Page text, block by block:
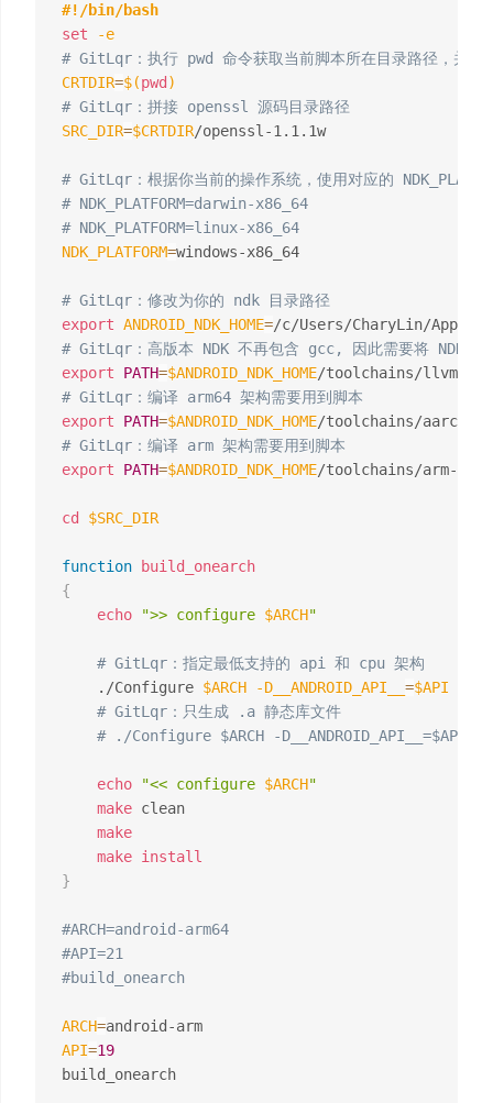
#!/bin/bash
set
-e
# GitLqr：执行 pwd 命令获取当前脚本所在目录路径，并赋
CRTDIR=$(pwd )
# GitLqr：拼接 openssl 源码目录路径
SRC_DIR=$CRTDIR/openssl-1.1.1w
# GitLqr：根据你当前的操作系统，使用对应的
# NDK_PLATFORM=darwin-x86_64
# NDK_PLATFORM=linux-x86_64
NDK_PLATFORM=windows-x86_64
# GitLqr：修改为你的 ndk 目录路径
export ANDROID_NDK_HOME=
# GitLqr：高版本 NDK 不再包含 gcc, 因此需要将 NDK
export
PATH=$ANDROID_NDK_HOME/toolchains/llvm/
# GitLqr：编译 arm64 架构需要用到脚本
export
PATH=$ANDROID_NDK_HOME/toolchains/
# GitLqr：编译 arm 架构需要用到脚本
export
PATH=$ANDROID_NDK_HOME/toolchains/arm-
cd $SRC_DIR
function
build_onearch
{
echo
">> configure $ARCH"
# GitLqr：指定最低支持的 api 和 cpu 架构
	./Configure
$ARCH -D__ANDROID_API__ =$API
# GitLqr：只生成 .a 静态库文件
# ./Configure $ARCH -D__ANDROID_API__=$API
echo "<< configure $ARCH"
make clean
make
make install
}
#ARCH=android-arm64
#API=21
#build_onearch
ARCH=
API=19